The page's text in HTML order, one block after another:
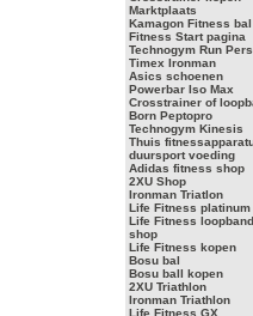
Marktplaats
Kamagon Fitness bal
Fitness Start pagina
Technogym Run
Timex Ironman
Asics schoenen
Powerbar Iso Max
Crosstrainer of
Born Peptopro
Technogym Kinesis
Thuis
duursport voeding
Adidas fitness shop
2XU Shop
Ironman Triatlon
Life Fitness platinum
Life Fitness
shop
Life Fitness kopen
Bosu bal
Bosu ball kopen
2XU Triathlon
Ironman Triathlon
Life Fitness GX